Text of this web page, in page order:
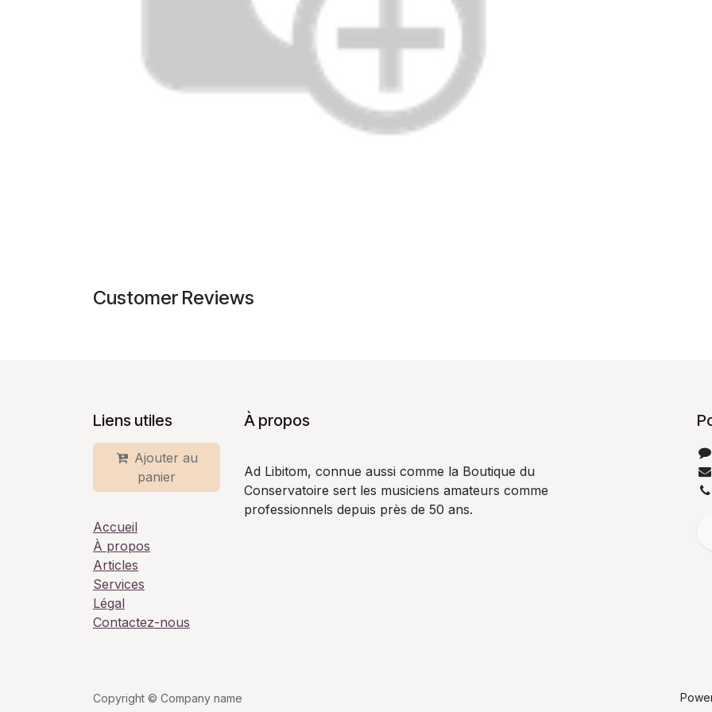
Customer Reviews
Liens utiles
Ajouter au
panier
Accueil
À propos
Articles
Services
Légal
Contactez-nous
À propos
Ad Libitom, connue aussi comme la Boutique du
Conservatoire sert les musiciens amateurs comme
professionnels depuis près de 50 ans.
Copyright © Company name